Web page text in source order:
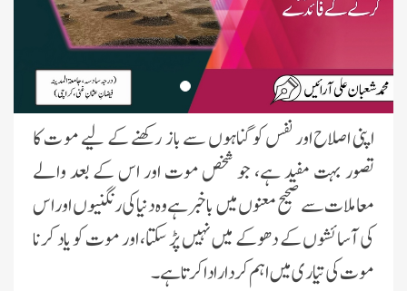
اپنى اصلاح اور نفس کو گناہوں سے باز رکھنے کے لىے مو ت کا
تصور بہت مفىد ہے، جو شخص موت اور اس کے بعد والے
معاملات سے صحىح معنوں مىں باخبر ہے وہ دنىا کى رنگنیوں اور اس
کى آسائشوں کے دھوکے مىں نہىں پڑ سکتا، اور موت کو ىاد کرنا
موت کى تىارى مىں اہم کردار ادا کرتا ہے۔